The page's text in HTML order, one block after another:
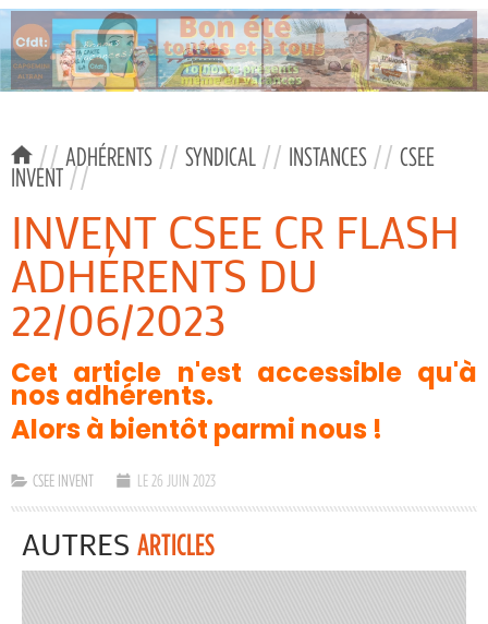
// ADHÉRENTS // SYNDICAL // INSTANCES // CSEE
INVENT //
INVENT CSEE CR FLASH
ADHÉRENTS DU
22/06/2023
Cet article n'est accessible qu'à
nos adhérents.
Alors à bientôt parmi nous !
CSEE INVENT LE 26 JUIN 2023
AUTRES ARTICLES